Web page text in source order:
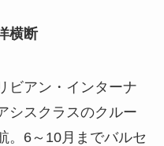
横断
ビアン・インターナ
シスクラスのクルー
。6～10月までバルセ